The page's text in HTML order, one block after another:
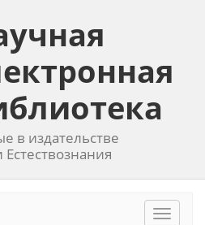
в издательстве
Toggle